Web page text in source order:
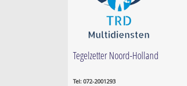
Tegelzetter Noord-Holland
Tel: 072-2001293